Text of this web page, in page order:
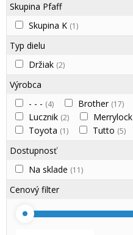
Skupina Pfaff
Skupina K (1)
Typ dielu
Držiak (2)
Výrobca
- - - (4) Brother (17)
Lucznik (2) Merrylock
Toyota (1) Tutto (5)
Dostupnosť
Na sklade (11)
Cenový filter